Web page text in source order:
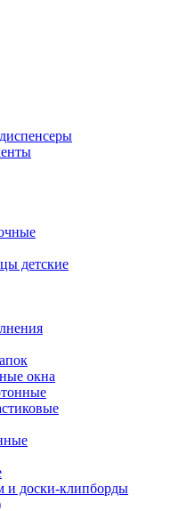
детские
окна
и доски-клипборды